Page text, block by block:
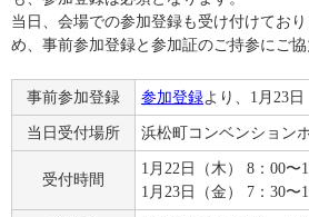
当日、会場での参加登録も受け付けてお
め、事前参加登録と参加証のご持参にご協
事前参加登録 参加登録より、1月23
当日受付場所 浜松町コンベンショ
受付時間
1月22日（木） 8：00〜
1月23日（金） 7：30〜